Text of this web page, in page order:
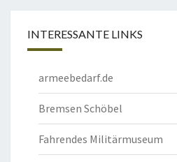
INTERESSANTE LINKS
armeebedarf.de
Bremsen Schöbel
Fahrendes Militärmuseum